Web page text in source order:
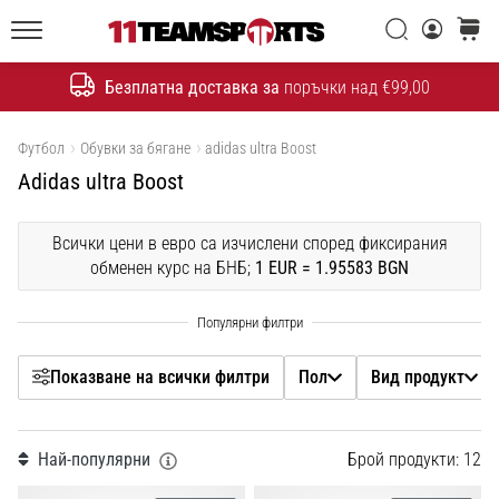
Безплатна доставка за поръчки над €99,00
Търси
Търсене
една
икона
скоростта
1. 7. 2025
•
Play
More
Victories
Подготви
се
женското
ЕВРО
Футбол Обувки за бягане adidas ultra Boost
Adidas ultra Boost
Всички цени в евро са изчислени според фиксирания
обменен курс на БНБ; 1 EUR = 1.95583 BGN
Показване на всички филтри Пол Вид продукт
Filtr
Пол
Вид продукт
Подробен вид продукт
Цена
Покажи продуктите
Най-популярни Брой продукти: 12